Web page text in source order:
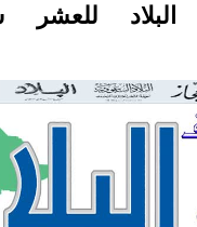
للعشر